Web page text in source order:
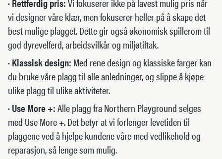
vi designer våre klær, men fokuserer heller på å skape det
best mulige plagget. Dette gir også økonomisk spillerom til
god dyrevelferd, arbeidsvilkår og miljøtiltak.
· Klassisk design: Med rene design og klassiske farger kan
du bruke våre plagg til alle anledninger, og slippe å kjøpe
ulike plagg til ulike aktiviteter.
· Use More +:Alle plagg fra Northern Playground selges
med Use More +. Det betyr at vi forlenger levetiden til
plaggene ved å hjelpe kundene våre med vedlikehold og
reparasjon, så lenge som mulig.